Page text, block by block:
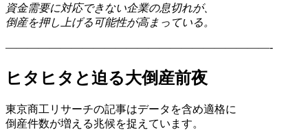
資金需要に対応できない企業の息切れが、
倒産を押し上げる可能性が高まっている。
————————————————————————-
ヒタヒタと迫る大倒産前夜
東京商工リサーチの記事はデータを含め適格に
倒産件数が増える兆候を捉えています。